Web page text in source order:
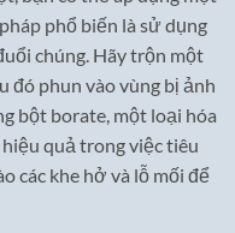
phổ biến là sử dụng
chúng. Hãy trộn một
đó phun vào vùng bị ảnh
bột borate, một loại hóa
quả trong việc tiêu
các khe hở và lỗ mối để